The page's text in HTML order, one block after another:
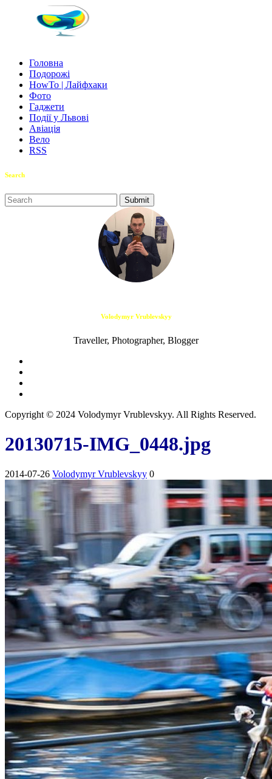
Головна
Подорожі
HowTo | Лайфхаки
Фото
Гаджети
Події у Львові
Авіація
Вело
RSS
Search
Volodymyr Vrublevskyy
Traveller, Photographer, Blogger
Copyright © 2024 Volodymyr Vrublevskyy. All Rights Reserved.
20130715-IMG_0448.jpg
2014-07-26 Volodymyr Vrublevskyy 0